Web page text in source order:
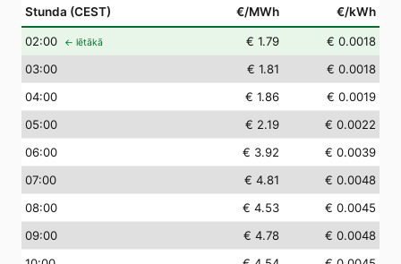
Stunda (CEST) €/MWh €/kWh
02:00 ← lētākā € 1.79
€ 0.0018
03:00 € 1.81
€ 0.0018
04:00 € 1.86
€ 0.0019
05:00 € 2.19
€ 0.0022
06:00 € 3.92
€ 0.0039
07:00 € 4.81
€ 0.0048
08:00 € 4.53
€ 0.0045
09:00 € 4.78
€ 0.0048